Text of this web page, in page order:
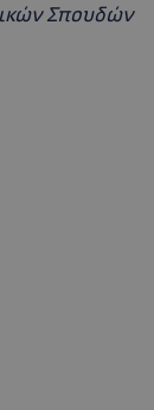
Σπουδών